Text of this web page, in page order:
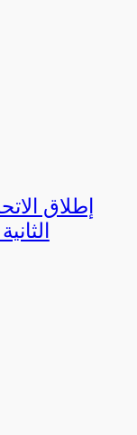
إطلاق